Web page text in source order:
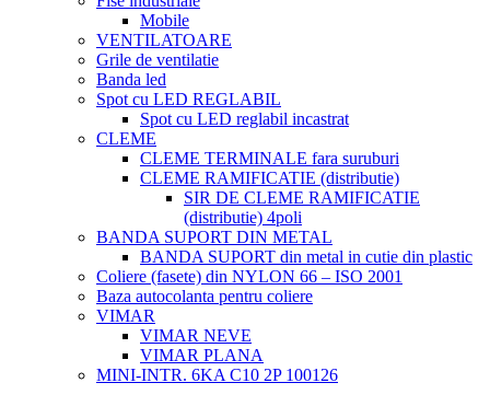
Mobile
VENTILATOARE
Grile de ventilatie
Banda led
Spot cu LED REGLABIL
Spot cu LED reglabil incastrat
CLEME
CLEME TERMINALE fara suruburi
CLEME RAMIFICATIE (distributie)
SIR DE CLEME RAMIFICATIE
(distributie) 4poli
BANDA SUPORT DIN METAL
BANDA SUPORT din metal in cutie din plastic
Coliere (fasete) din NYLON 66 – ISO 2001
Baza autocolanta pentru coliere
VIMAR
VIMAR NEVE
VIMAR PLANA
MINI-INTR. 6KA C10 2P 100126